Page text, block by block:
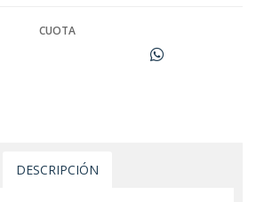
CUOTA
DESCRIPCIÓN